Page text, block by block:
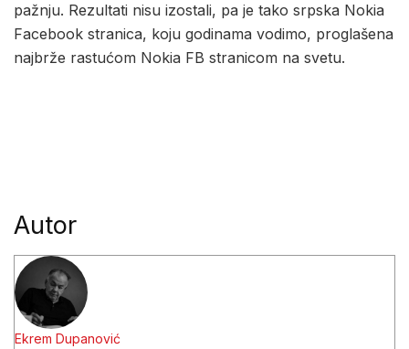
pažnju. Rezultati nisu izostali, pa je tako srpska Nokia
Facebook stranica, koju godinama vodimo, proglašena
najbrže rastućom Nokia FB stranicom na svetu.
Autor
Ekrem Dupanović